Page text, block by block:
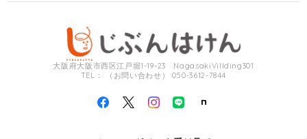
大阪府大阪市西区江戸堀1-19-23 NagasakiVillding301
TEL： （お問い合わせ） 050-3612-7844